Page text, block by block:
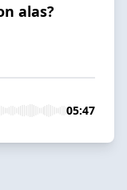
alas?
05:47